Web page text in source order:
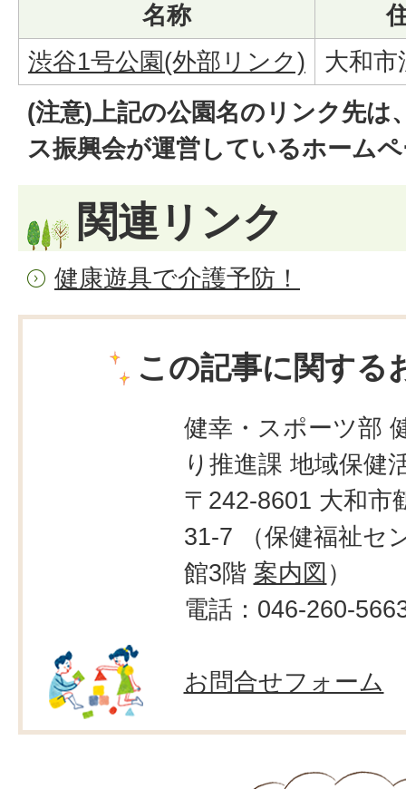
名称
渋谷1号公園(外部リンク)
大和市
(注意)上記の公園名のリンク先は
ス振興会が運営しているホーム
関連リンク
健康遊具で介護予防！
この記事に関する
健幸・スポーツ部
り推進課 地域保健
〒242-8601 大和市
31-7 （保健福祉セ
館3階 案内図 ）
電話：046-260-
お問合せフォーム